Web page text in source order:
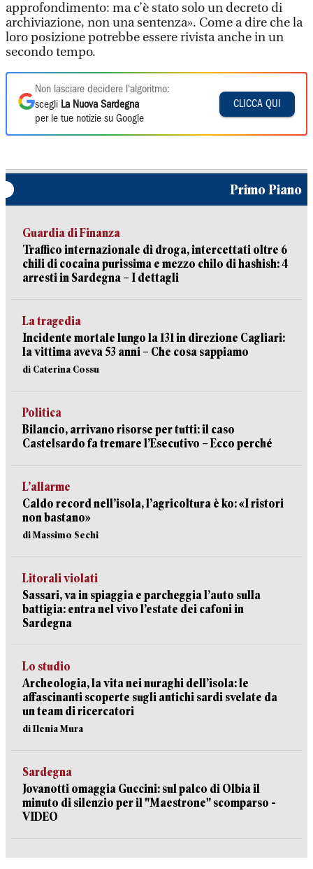
approfondimento: ma c’è stato solo un decreto di
archiviazione, non una sentenza». Come a dire che la
loro posizione potrebbe essere rivista anche in un
secondo tempo.
Non lasciare decidere l'algoritmo:
scegli La Nuova Sardegna
per le tue notizie su Google
CLICCA QUI
Primo Piano
Guardia di Finanza
Traffico internazionale di droga, intercettati oltre 6
chili di cocaina purissima e mezzo chilo di hashish: 4
arresti in Sardegna – I dettagli
La tragedia
Incidente mortale lungo la 131 in direzione Cagliari:
la vittima aveva 53 anni – Che cosa sappiamo
di Caterina Cossu
Politica
Bilancio, arrivano risorse per tutti: il caso
Castelsardo fa tremare l’Esecutivo – Ecco perché
L’allarme
Caldo record nell’isola, l’agricoltura è ko: «I ristori
non bastano»
di Massimo Sechi
Litorali violati
Sassari, va in spiaggia e parcheggia l’auto sulla
battigia: entra nel vivo l’estate dei cafoni in
Sardegna
Lo studio
Archeologia, la vita nei nuraghi dell’isola: le
affascinanti scoperte sugli antichi sardi svelate da
un team di ricercatori
di Ilenia Mura
Sardegna
Jovanotti omaggia Guccini: sul palco di Olbia il
minuto di silenzio per il "Maestrone" scomparso -
VIDEO